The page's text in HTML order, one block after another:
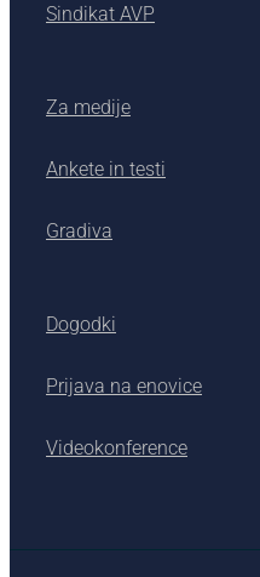
Sindikat AVP
Za medije
Ankete in testi
Gradiva
Dogodki
Prijava na enovice
Videokonference